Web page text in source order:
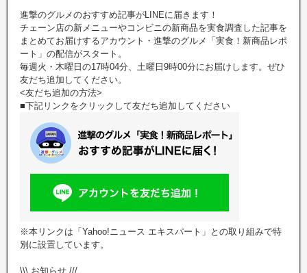
進撃のグルメのおすすめ記事がLINEに届きます！
チェーン店の新メニューやコンビニの新商品を実食調査した記事を
まとめてお届けするアカウント・進撃のグルメ「実食！新商品レポ
ート」の配信がスタート。
毎週火・木曜日の17時04分、土曜日9時00分にお届けします。ぜひ
友だち追加してください。
<友だち追加の方法>
■下記リンクをクリックして友だち追加してください
※本リンクは「Yahoo!ニュース エキスパート」との取り組みで特
別に設置しています。
\\\ お知らせ ///